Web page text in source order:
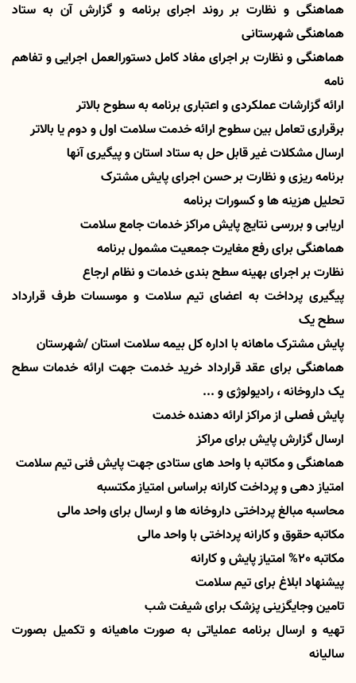
هماهنگی و نظارت بر روند اجرای برنامه و گزارش آن به ستاد
هماهنگی شهرستانی
هماهنگی و نظارت بر اجرای مفاد کامل دستورالعمل اجرایی و تفاهم
نامه
ارائه گزارشات عملکردی و اعتباری برنامه به سطوح بالاتر
برقراری تعامل بین سطوح ارائه خدمت سلامت اول و دوم یا بالاتر
ارسال مشکلات غیر قابل حل به ستاد استان و پیگیری آنها
برنامه ریزی و نظارت بر حسن اجرای پایش مشترک
تحلیل هزینه ها و کسورات برنامه
اریابی و بررسی نتایج پایش مراکز خدمات جامع سلامت
هماهنگی برای رفع مغایرت جمعیت مشمول برنامه
نظارت بر اجرای بهینه سطح بندی خدمات و نظام ارجاع
پیگیری پرداخت به اعضای تیم سلامت و موسسات طرف قرارداد
سطح یک
پایش مشترک ماهانه با اداره کل بیمه سلامت استان /شهرستان
هماهنگی برای عقد قرارداد خرید خدمت جهت ارائه خدمات سطح
یک داروخانه ، رادیولوژی و ...
پایش فصلی از مراکز ارائه دهنده خدمت
ارسال گزارش پایش برای مراکز
هماهنگی و مکاتبه با واحد های ستادی جهت پایش فنی تیم سلامت
امتیاز دهی و پرداخت کارانه براساس امتیاز مکتسبه
محاسبه مبالغ پرداختی داروخانه ها و ارسال برای واحد مالی
مکاتبه حقوق و کارانه پرداختی با واحد مالی
مکاتبه 20% امتیاز پایش و کارانه
پیشنهاد ابلاغ برای تیم سلامت
تامین وجایگزینی پزشک برای شیفت شب
تهیه و ارسال برنامه عملیاتی به صورت ماهیانه و تکمیل بصورت
سالیانه